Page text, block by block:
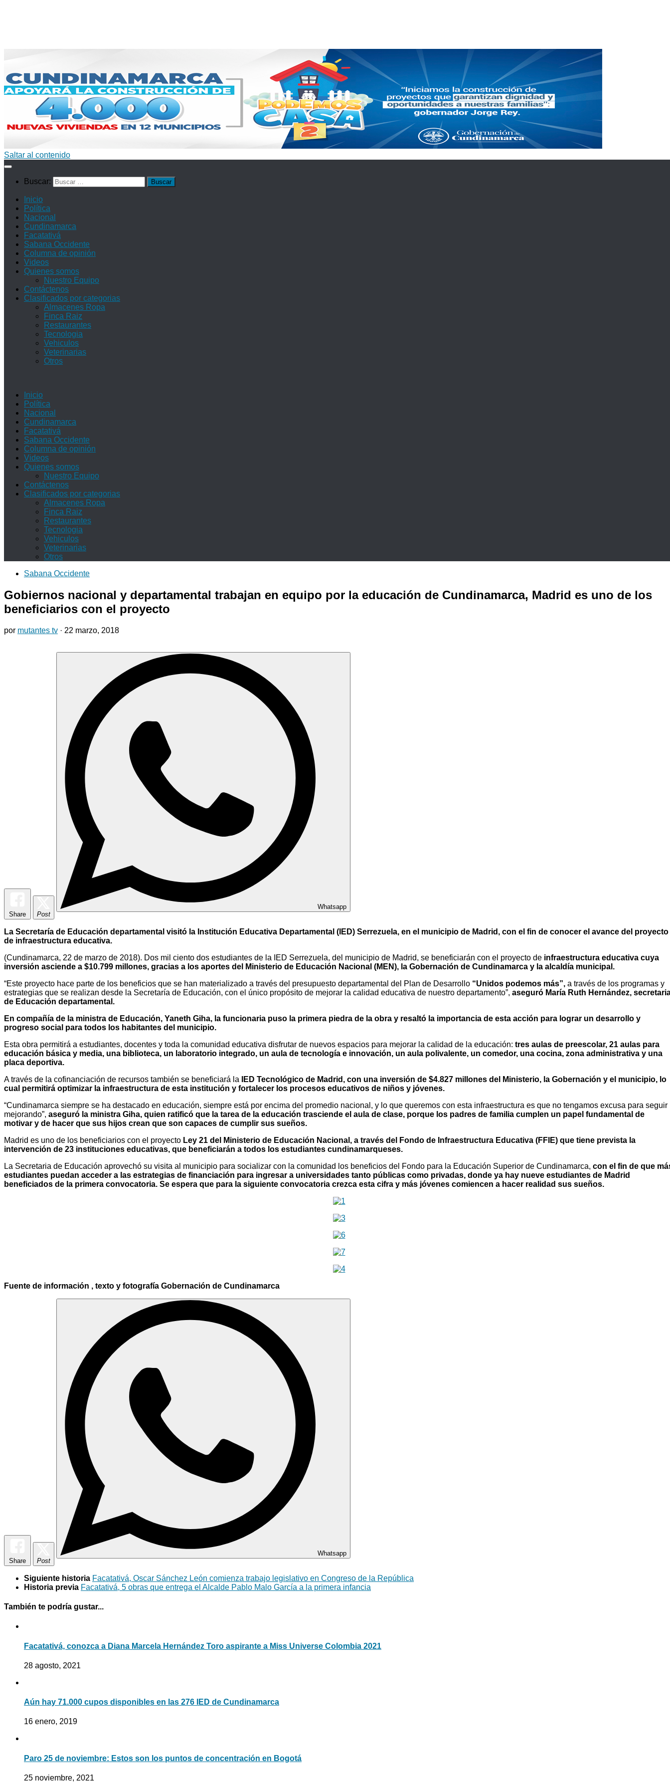
Saltar al contenido
Buscar:
Inicio
Política
Nacional
Cundinamarca
Facatativá
Sabana Occidente
Columna de opinión
Videos
Quienes somos
Nuestro Equipo
Contáctenos
Clasificados por categorias
Almacenes Ropa
Finca Raiz
Restaurantes
Tecnologia
Vehiculos
Veterinarias
Otros
Inicio
Política
Nacional
Cundinamarca
Facatativá
Sabana Occidente
Columna de opinión
Videos
Quienes somos
Nuestro Equipo
Contáctenos
Clasificados por categorias
Almacenes Ropa
Finca Raiz
Restaurantes
Tecnologia
Vehiculos
Veterinarias
Otros
Sabana Occidente
Gobiernos nacional y departamental trabajan en equipo por la educación de Cundinamarca, Madrid es uno de los
beneficiarios con el proyecto
por mutantes tv · 22 marzo, 2018
Share Post
Whatsapp
La Secretaría de Educación departamental visitó la Institución Educativa Departamental (IED) Serrezuela, en el municipio de Madrid, con el fin de conocer el avance del proyecto
de infraestructura educativa.
(Cundinamarca, 22 de marzo de 2018). Dos mil ciento dos estudiantes de la IED Serrezuela, del municipio de Madrid, se beneficiarán con el proyecto de infraestructura educativa cuya
inversión asciende a $10.799 millones, gracias a los aportes del Ministerio de Educación Nacional (MEN), la Gobernación de Cundinamarca y la alcaldía municipal.
“Este proyecto hace parte de los beneficios que se han materializado a través del presupuesto departamental del Plan de Desarrollo “Unidos podemos más”, a través de los programas y
estrategias que se realizan desde la Secretaría de Educación, con el único propósito de mejorar la calidad educativa de nuestro departamento”, aseguró María Ruth Hernández,
de Educación departamental.
En compañía de la ministra de Educación, Yaneth Giha, la funcionaria puso la primera piedra de la obra y resaltó la importancia de esta acción para lograr un desarrollo y
progreso social para todos los habitantes del municipio.
Esta obra permitirá a estudiantes, docentes y toda la comunidad educativa disfrutar de nuevos espacios para mejorar la calidad de la educación: tres aulas de preescolar, 21 aulas para
educación básica y media, una biblioteca, un laboratorio integrado, un aula de tecnología e innovación, un aula polivalente, un comedor, una cocina, zona administrativa y una
placa deportiva.
A través de la cofinanciación de recursos también se beneficiará la
IED Tecnológico de Madrid, con una inversión de $4.827 millones del Ministerio, la Gobernación y el municipio, lo
cual permitirá optimizar la infraestructura de esta institución y fortalecer los procesos educativos de niños y jóvenes.
“Cundinamarca siempre se ha destacado en educación, siempre está por encima del promedio nacional, y lo que queremos con esta infraestructura es que no tengamos excusa para seguir
mejorando”, aseguró la ministra Giha, quien ratificó que la tarea de la educación trasciende el aula de clase, porque los padres de familia cumplen un papel fundamental de
motivar y de hacer que sus hijos crean que son capaces de cumplir sus sueños.
Madrid es uno de los beneficiarios con el proyecto Ley 21 del Ministerio de Educación Nacional, a través del Fondo de Infraestructura Educativa (FFIE) que tiene prevista la
intervención de 23 instituciones educativas, que beneficiarán a todos los estudiantes cundinamarqueses.
La Secretaria de Educación aprovechó su visita al municipio para socializar con la comunidad los beneficios del Fondo para la Educación Superior de Cundinamarca, con el fin de que
estudiantes puedan acceder a las estrategias de financiación para ingresar a universidades tanto públicas como privadas, donde ya hay nueve estudiantes de Madrid
beneficiados de la primera convocatoria. Se espera que para la siguiente convocatoria crezca esta cifra y más jóvenes comiencen a hacer realidad sus sueños.
Fuente de información , texto y fotografía Gobernación de Cundinamarca
Share Post
Whatsapp
Siguiente historia Facatativá, Oscar Sánchez León comienza trabajo legislativo en Congreso de la República
Historia previa Facatativá, 5 obras que entrega el Alcalde Pablo Malo García a la primera infancia
También te podría gustar...
Facatativá, conozca a Diana Marcela Hernández Toro aspirante a Miss Universe Colombia 2021
28 agosto, 2021
Aún hay 71.000 cupos disponibles en las 276 IED de Cundinamarca
16 enero, 2019
Paro 25 de noviembre: Estos son los puntos de concentración en Bogotá
25 noviembre, 2021